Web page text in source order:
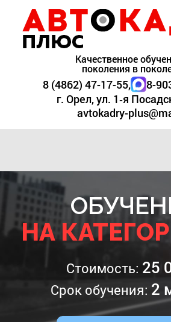
Качественное
поколения в
8 (4862) 47-17-55,
8-
г. Орел, ул. 1‑я
avtokadry-
НА
Стоимость: 25
Срок обучения: 2